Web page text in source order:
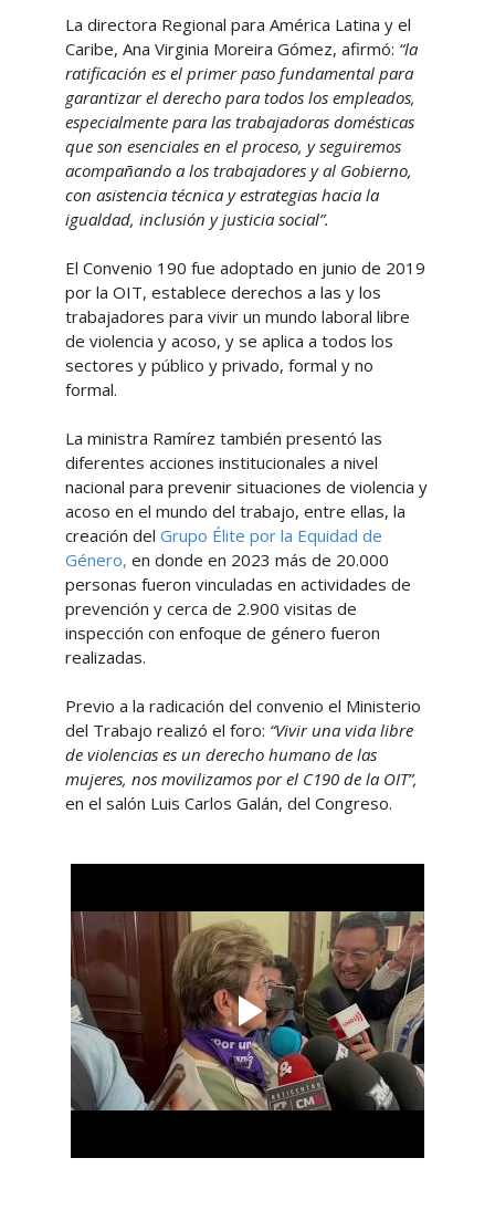
La directora Regional para América Latina y el
Caribe, Ana Virginia Moreira Gómez, afirmó: “la
ratificación es el primer paso fundamental para
garantizar el derecho para todos los empleados,
especialmente para las trabajadoras domésticas
que son esenciales en el proceso, y seguiremos
acompañando a los trabajadores y al Gobierno,
con asistencia técnica y estrategias hacia la
igualdad, inclusión y justicia social”.
El Convenio 190 fue adoptado en junio de 2019
por la OIT, establece derechos a las y los
trabajadores para vivir un mundo laboral libre
de violencia y acoso, y se aplica a todos los
sectores y público y privado, formal y no
formal.
La ministra Ramírez también presentó las
diferentes acciones institucionales a nivel
nacional para prevenir situaciones de violencia y
acoso en el mundo del trabajo, entre ellas, la
creación del Grupo Élite por la Equidad de
Género, en donde en 2023 más de 20.000
personas fueron vinculadas en actividades de
prevención y cerca de 2.900 visitas de
inspección con enfoque de género fueron
realizadas.
Previo a la radicación del convenio el Ministerio
del Trabajo realizó el foro: “Vivir una vida libre
de violencias es un derecho humano de las
mujeres, nos movilizamos por el C190 de la OIT”,
en el salón Luis Carlos Galán, del Congreso.